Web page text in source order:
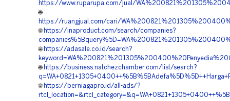
https://www.ruparupa.com/jual/
🌐
https://ruangjual.com/cari/
🌐 https://inaproduct.com/search/companies?
🌐 https://adasale.co.id/search?
🌐 https://business.natchezchamber.com/list/search?
🌐 https://berniagapro.id/all-ads/?